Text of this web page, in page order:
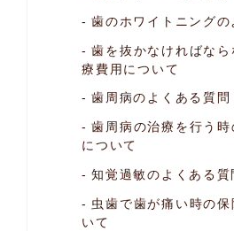
歯のホワイトニングの
歯を抜かなければなら
療費用について
歯周病のよくある質問
歯周病の治療を行う時
について
知覚過敏のよくある質
虫歯で歯が痛い時の
いて